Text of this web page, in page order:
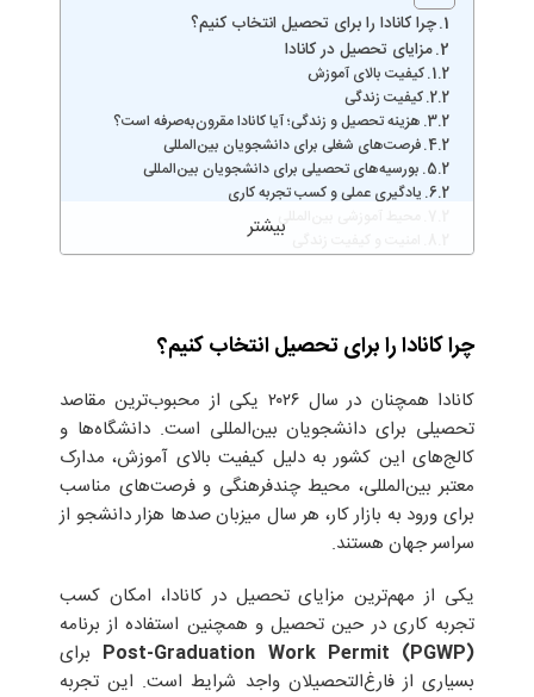
چرا کانادا را برای تحصیل انتخاب کنیم؟
مزایای تحصیل در کانادا
کیفیت بالای آموزش
کیفیت زندگی
هزینه تحصیل و زندگی؛ آیا کانادا مقرون‌به‌صرفه است؟
فرصت‌های شغلی برای دانشجویان بین‌المللی
بورسیه‌های تحصیلی برای دانشجویان بین‌المللی
یادگیری عملی و کسب تجربه کاری
خواهد داشت؟
دانشجو در حین تحصیل در کانادا اجازه‌ی کار دارد؟
چرا کانادا را برای تحصیل انتخاب کنیم؟
کانادا همچنان در سال ۲۰۲۶ یکی از محبوب‌ترین مقاصد
تحصیلی برای دانشجویان بین‌المللی است. دانشگاه‌ها و
کالج‌های این کشور به دلیل کیفیت بالای آموزش، مدارک
معتبر بین‌المللی، محیط چندفرهنگی و فرصت‌های مناسب
برای ورود به بازار کار، هر سال میزبان صدها هزار دانشجو از
سراسر جهان هستند.
یکی از مهم‌ترین مزایای تحصیل در کانادا، امکان کسب
تجربه کاری در حین تحصیل و همچنین استفاده از برنامه
Post-Graduation Work Permit (PGWP) برای
بسیاری از فارغ‌التحصیلان واجد شرایط است. این تجربه